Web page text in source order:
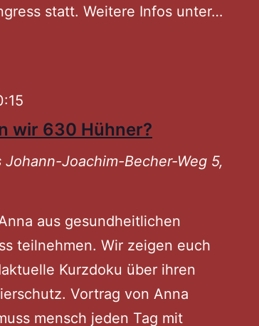
statt. Weitere Infos unter…
wir 630 Hühner?
Johann-Joachim-Becher-Weg 5,
aus gesundheitlichen
teilnehmen. Wir zeigen euch
Kurzdoku über ihren
Vortrag von Anna
mensch jeden Tag mit